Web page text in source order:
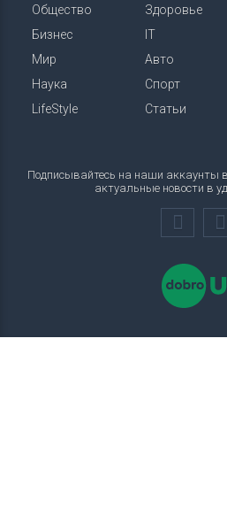
Общество
Бизнес
Мир
Наука
LifeStyle
Здоровье
IT
Авто
Спорт
Статьи
Подписывайтесь на наши аккаунты
актуальные новости в